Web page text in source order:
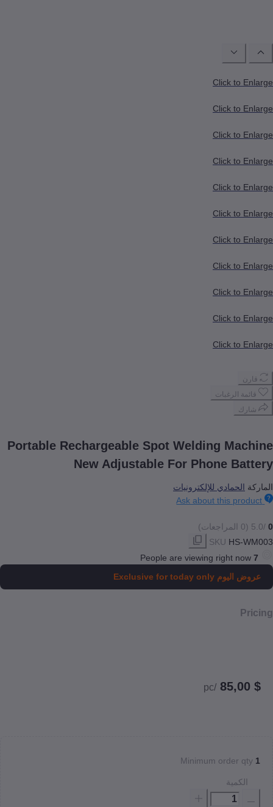
Click
Click
Click
Click
Click
Click
Click
Click
Click
Click
Click
الرغبات
Portable Rechargeable Spot Welding
New Adjustable For Phone
للإلكترونيات
Ask about this
SKU
People are viewing right
اليوم Exclusive for today only
/pc
Minimum order